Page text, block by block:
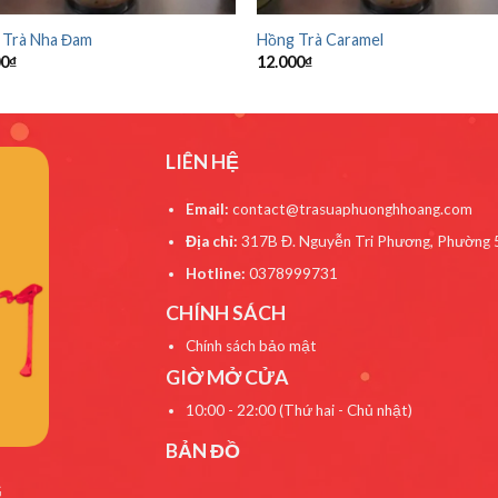
Nha Đam
₫
Hồng Trà Caramel
12.000₫
LIÊN HỆ
Email: contact@trasuaphuonghhoang.com
Địa chỉ: 317B Đ. Nguyễn Tri Phương, Phường
Hotline: 0378999731
CHÍNH SÁCH
Chính sách bảo mật
GIỜ MỞ CỬA
10:00 - 22:00 (Thứ hai - Chủ nhật)
BẢN ĐỒ